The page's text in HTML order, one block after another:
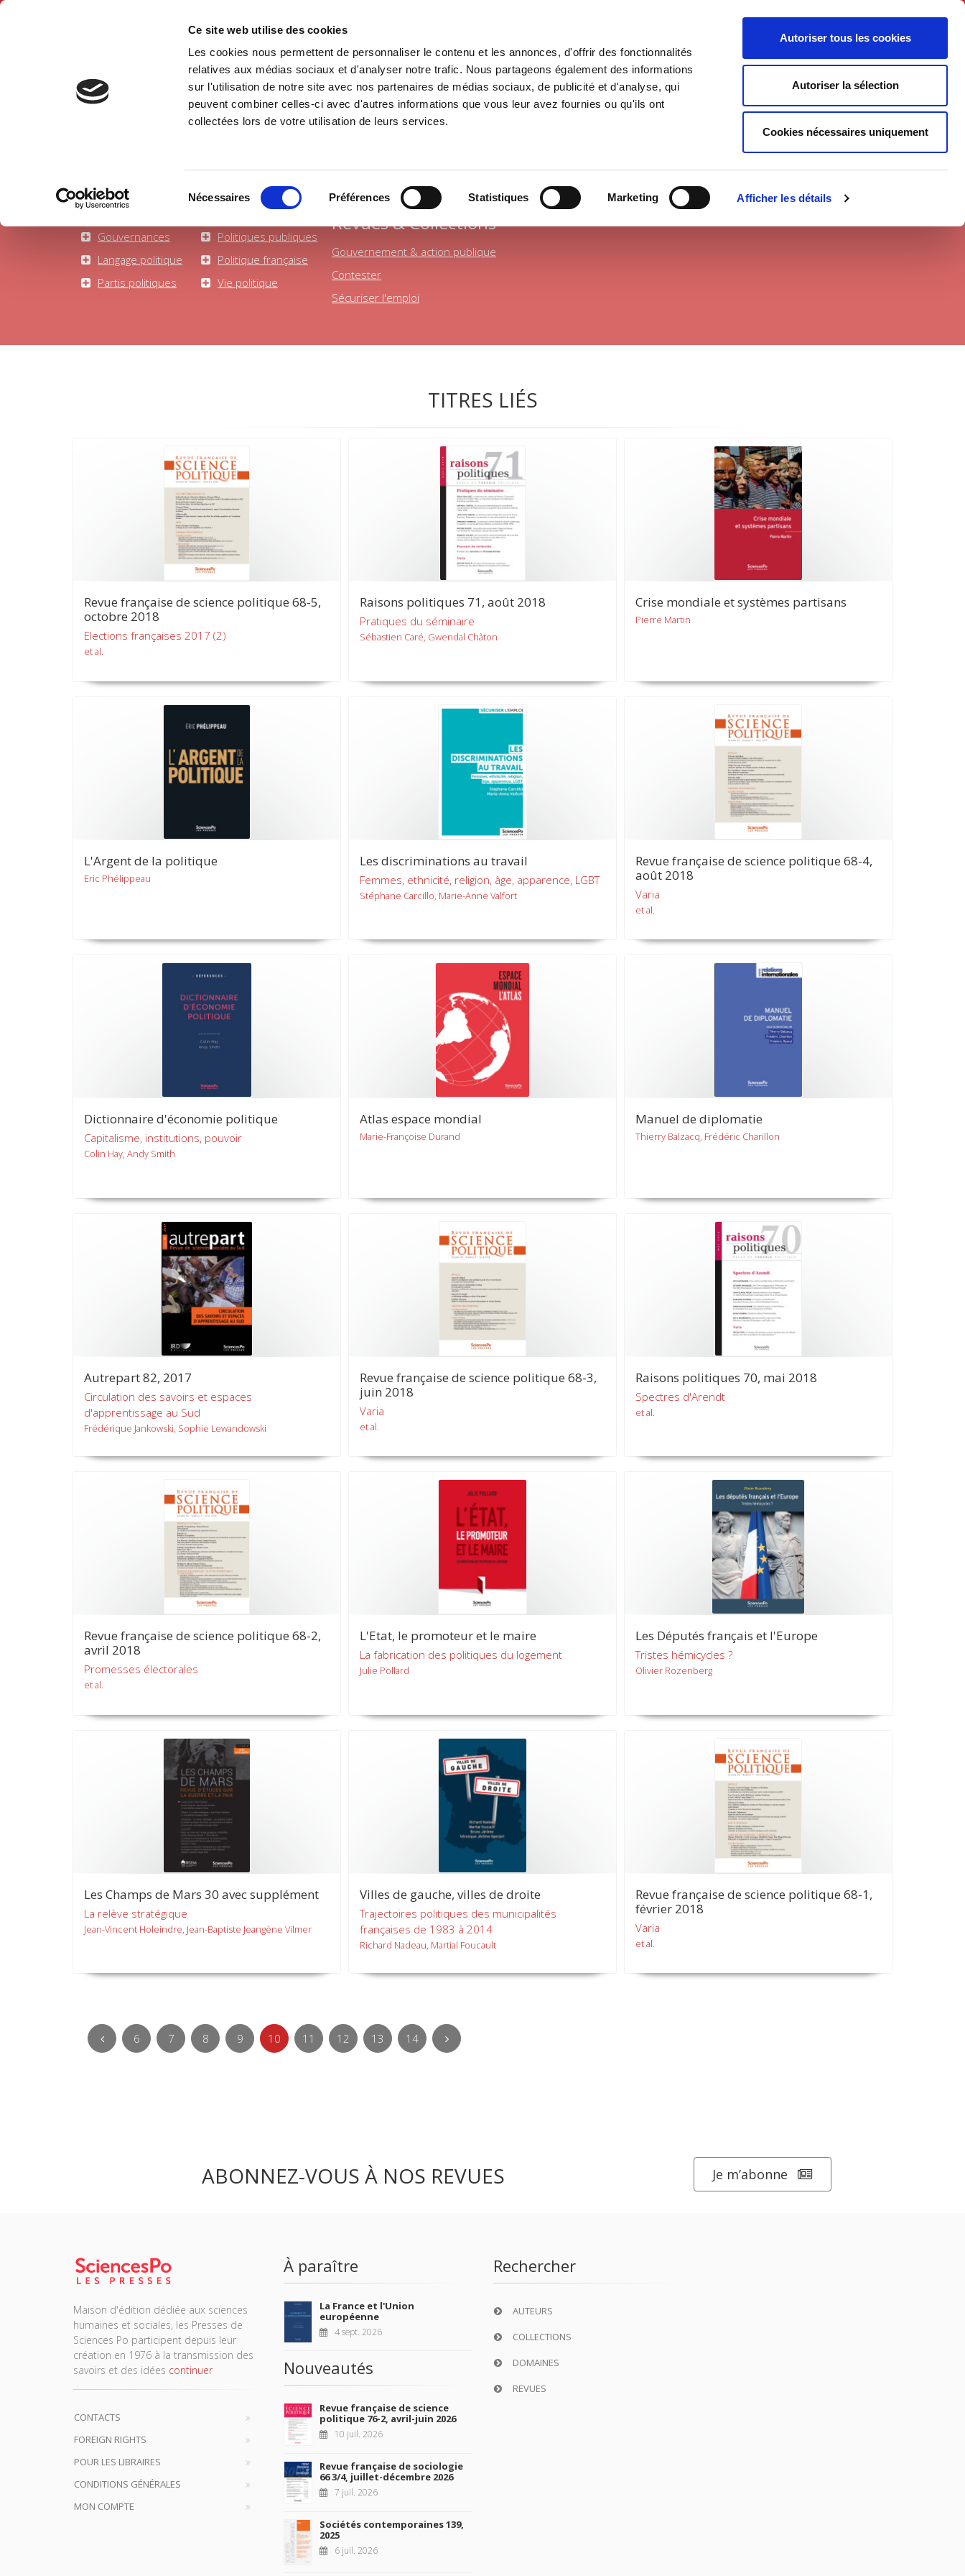
Ce site web utilise des cookies
Les cookies nous permettent de personnaliser le contenu et les annonces, d'offrir des fonctionnalités
relatives aux médias sociaux et d'analyser notre trafic. Nous partageons également des informations
sur l'utilisation de notre site avec nos partenaires de médias sociaux, de publicité et d'analyse, qui
peuvent combiner celles-ci avec d'autres informations que vous leur avez fournies ou qu'ils ont
collectées lors de votre utilisation de leurs services.
Nécessaires Préférences Statistiques Marketing Afficher les détails
Autoriser tous les cookies
Autoriser la sélection
Cookies nécessaires uniquement
Français
Accueil Environnement Histoire International Politique Société
Accueil Science politique
SCIENCE POLITIQUE
Gouvernances
Langage politique
Partis politiques
Théorie politique
Politiques publiques
Politique française
Vie politique
Revues & Collections
Gouvernement & action publique
Contester
Sécuriser l'emploi
TITRES LIÉS
Revue française de science politique 68-5,
octobre 2018
Elections françaises 2017 (2)
et al.
Raisons politiques 71, août 2018
Pratiques du séminaire
Sébastien Caré, Gwendal Châton
Crise mondiale et systèmes partisans
Pierre Martin
L'Argent de la politique
Eric Phélippeau
Les discriminations au travail
Femmes, ethnicité, religion, âge, apparence, LGBT
Stéphane Carcillo, Marie-Anne Valfort
Revue française de science politique 68-4,
août 2018
Varia
et al.
Dictionnaire d'économie politique
Capitalisme, institutions, pouvoir
Colin Hay, Andy Smith
Atlas espace mondial
Marie-Françoise Durand
Manuel de diplomatie
Thierry Balzacq, Frédéric Charillon
Autrepart 82, 2017
Circulation des savoirs et espaces
d'apprentissage au Sud
Frédérique Jankowski, Sophie Lewandowski
Revue française de science politique 68-3,
juin 2018
Varia
et al.
Raisons politiques 70, mai 2018
Spectres d'Arendt
et al.
Revue française de science politique 68-2,
avril 2018
Promesses électorales
et al.
L'Etat, le promoteur et le maire
La fabrication des politiques du logement
Julie Pollard
Les Députés français et l'Europe
Tristes hémicycles ?
Olivier Rozenberg
Les Champs de Mars 30 avec supplément
La relève stratégique
Jean-Vincent Holeindre, Jean-Baptiste Jeangène Vilmer
Villes de gauche, villes de droite
Trajectoires politiques des municipalités
françaises de 1983 à 2014
Richard Nadeau, Martial Foucault
Revue française de science politique 68-1,
février 2018
Varia
et al.
6 7 8 9 10 11 12 13 14
ABONNEZ-VOUS À NOS REVUES Je m’abonne
Maison d'édition dédiée aux sciences
humaines et sociales, les Presses de
Sciences Po participent depuis leur
création en 1976 à la transmission des
savoirs et des idées continuer
CONTACTS
FOREIGN RIGHTS
POUR LES LIBRAIRES
CONDITIONS GÉNÉRALES
MON COMPTE
À paraître
La France et l'Union
européenne
4 sept. 2026
Nouveautés
Revue française de science
politique 76-2, avril-juin 2026
10 juil. 2026
Revue française de sociologie
66 3/4, juillet-décembre 2026
7 juil. 2026
Sociétés contemporaines 139,
2025
6 juil. 2026
Rechercher
AUTEURS
COLLECTIONS
DOMAINES
REVUES